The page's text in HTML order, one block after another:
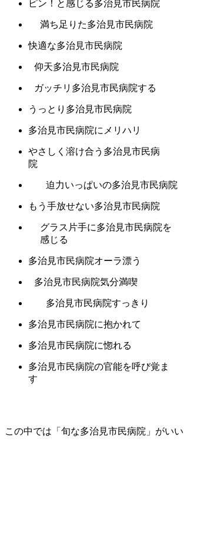
ピン！と感じる多治見市民病院
満ち足りた多治見市民病院
快適な多治見市民病院
仰天多治見市民病院
ガッチリ多治見市民病院する
うっとり多治見市民病院
多治見市民病院にメリハリ
やさしく溶け合う多治見市民病
院
迫力いっぱいの多治見市民病院
もう手放せない多治見市民病院
グラス片手に多治見市民病院を
感じる
多治見市民病院オーラ漂う
多治見市民病院気分満喫
多治見市民病院すっきり
多治見市民病院に抱かれて
多治見市民病院に惚れる
多治見市民病院の官能を呼び覚ま
す
この中では「旬な多治見市民病院」がいい